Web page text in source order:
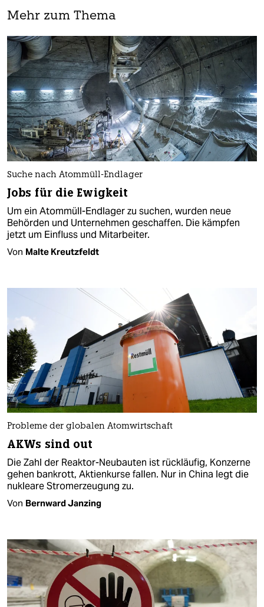
Mehr zum Thema
Suche nach Atommüll-Endlager
Jobs für die Ewigkeit
Um ein Atommüll-Endlager zu suchen, wurden neue
Behörden und Unternehmen geschaffen. Die kämpfen
jetzt um Einfluss und Mitarbeiter.
Von Malte Kreutzfeldt
Probleme der globalen Atomwirtschaft
AKWs sind out
Die Zahl der Reaktor-Neubauten ist rückläufig, Konzerne
gehen bankrott, Aktienkurse fallen. Nur in China legt die
nukleare Stromerzeugung zu.
Von Bernward Janzing